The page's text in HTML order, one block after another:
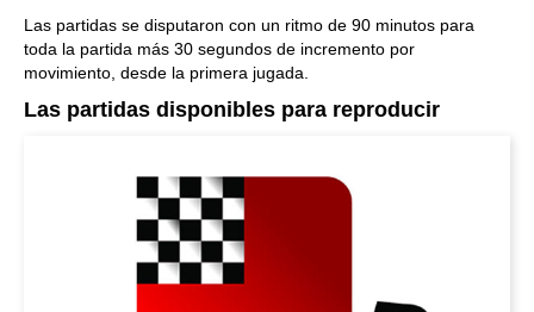
Las partidas se disputaron con un ritmo de 90 minutos para
toda la partida más 30 segundos de incremento por
movimiento, desde la primera jugada.
Las partidas disponibles para reproducir